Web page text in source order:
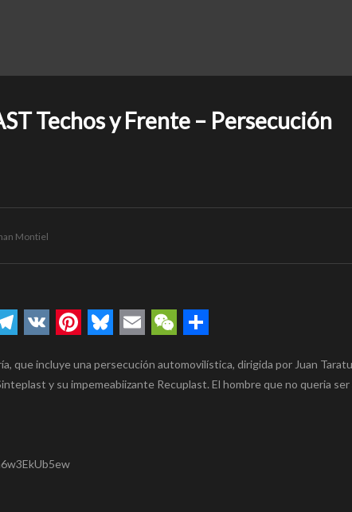
Techos y Frente – Persecución
Montiel
que incluye una persecución automovilística, dirigida por Juan
y su impemeabiizante Recuplast. El hombre que no queria